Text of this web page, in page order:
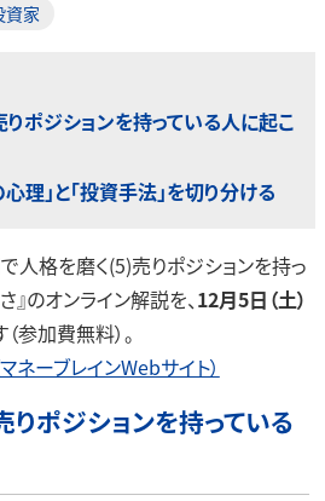
資家
ポジションを持っている人に起こ
理」と「投資手法」を切り分ける
人格を磨く(5)売りポジションを持っ
のオンライン解説を、12月5日（土）
参加費無料）。
ネーブレインWebサイト）
ポジションを持っている